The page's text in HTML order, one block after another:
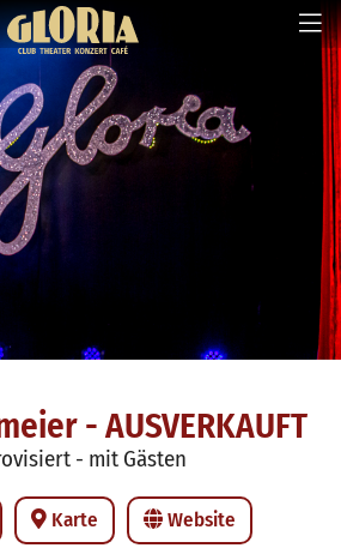
- AUSVERKAUFT
- mit Gästen
Karte Website